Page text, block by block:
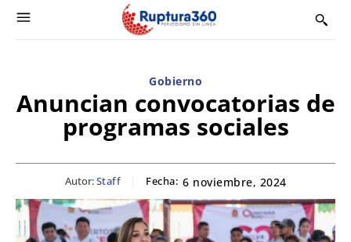
Gobierno
Anuncian convocatorias de
programas sociales
Autor:Staff Fecha: 6 noviembre, 2024